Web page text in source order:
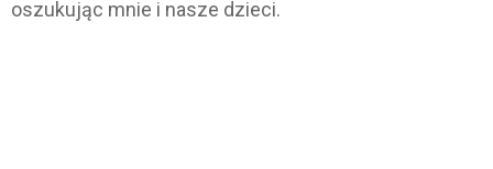
oszukując mnie i nasze dzieci.